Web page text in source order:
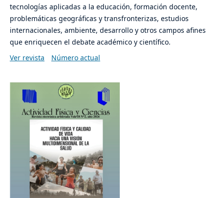
tecnologías aplicadas a la educación, formación docente,
problemáticas geográficas y transfronterizas, estudios
internacionales, ambiente, desarrollo y otros campos afines
que enriquecen el debate académico y científico.
Ver revista
Número actual